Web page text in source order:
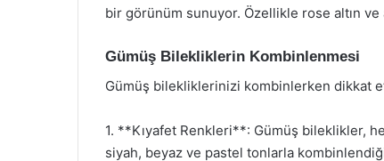
bir görünüm sunuyor. Özellikle rose altın
Gümüş Bilekliklerin Kombinlenmesi
Gümüş bilekliklerinizi kombinlerken dikkat
1. **Kıyafet Renkleri**: Gümüş bileklikler,
siyah, beyaz ve pastel tonlarla